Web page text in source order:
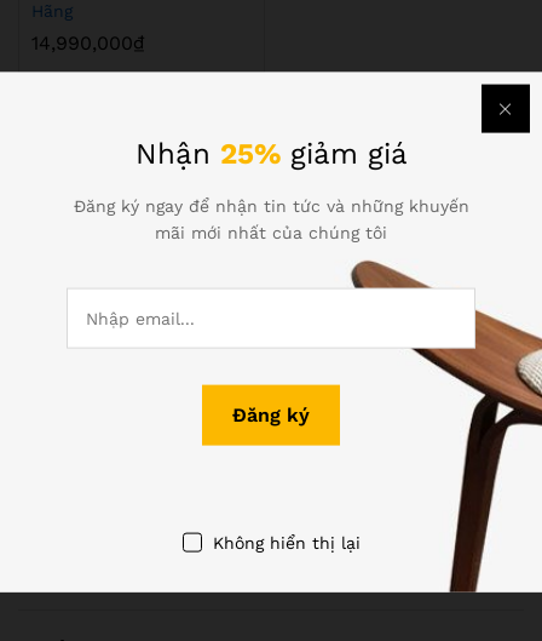
Hãng
14,990,000₫
Gọi hỗ trợ 24/7
1073/23 Cách Mạng Tháng 8, P.7, Q.Tân Bình, TP.HCM
Nhận 25% giảm giá
Đăng ký ngay để nhận tin tức và những khuyến
mãi mới nhất của chúng tôi
Không hiển thị lại